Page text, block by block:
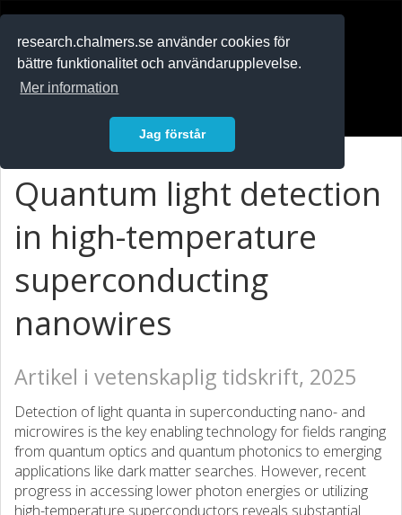
research.chalmers.se använder cookies för
bättre funktionalitet och användarupplevelse.
Mer information
Jag förstår
Quantum light detection
in high-temperature
superconducting
nanowires
Artikel i vetenskaplig tidskrift, 2025
Detection of light quanta in superconducting nano- and
microwires is the key enabling technology for fields ranging
from quantum optics and quantum photonics to emerging
applications like dark matter searches. However, recent
progress in accessing lower photon energies or utilizing
high-temperature superconductors reveals substantial